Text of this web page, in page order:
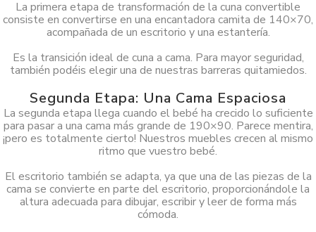
La primera etapa de transformación de la cuna convertible
consiste en convertirse en una encantadora camita de 140×70,
acompañada de un escritorio y una estantería.
Es la transición ideal de cuna a cama. Para mayor seguridad,
también podéis elegir una de nuestras barreras quitamiedos.
Segunda Etapa: Una Cama Espaciosa
La segunda etapa llega cuando el bebé ha crecido lo suficiente
para pasar a una cama más grande de 190×90. Parece mentira,
¡pero es totalmente cierto! Nuestros muebles crecen al mismo
ritmo que vuestro bebé.
El escritorio también se adapta, ya que una de las piezas de la
cama se convierte en parte del escritorio, proporcionándole la
altura adecuada para dibujar, escribir y leer de forma más
cómoda.